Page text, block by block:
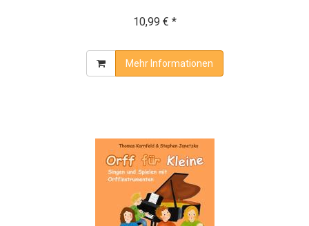
10,99 € *
Mehr Informationen